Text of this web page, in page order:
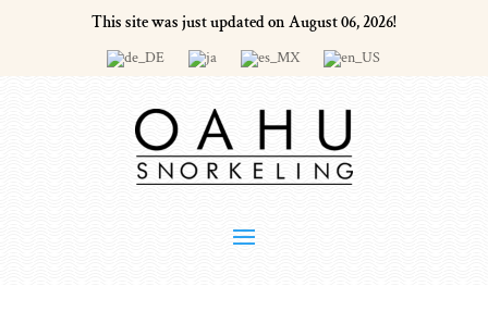
This site was just updated on August 06, 2026!